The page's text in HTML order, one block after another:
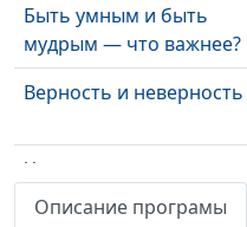
Быть умным и быть
мудрым — что важнее?
Верность и неверность
Чудеса: кричать или
действовать
Описание програмы